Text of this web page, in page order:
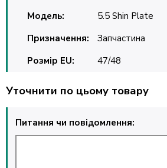
Модель:
5.5 Shin Plate
Призначення:
Запчастина
Розмір EU:
47/48
Уточнити по цьому товару
Питання чи повідомлення: